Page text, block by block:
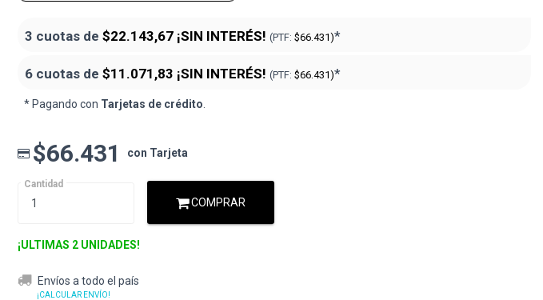
3 cuotas de $22.143,67 ¡SIN INTERÉS! (PTF: $66.431)*
6 cuotas de $11.071,83 ¡SIN INTERÉS! (PTF: $66.431)*
* Pagando con Tarjetas de crédito
$66.431 con Tarjeta
Cantidad
COMPRAR
¡ULTIMAS 2 UNIDADES!
Envíos a todo el país
¡CALCULAR ENVÍO!